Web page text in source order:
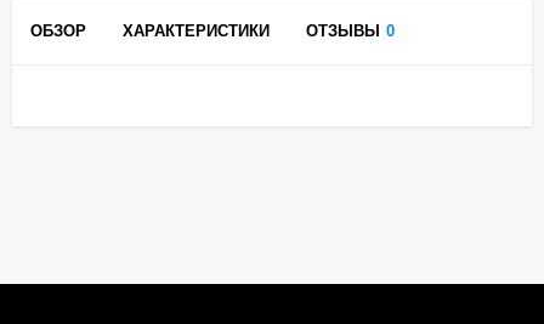
ОБЗОР ХАРАКТЕРИСТИКИ ОТЗЫВЫ 0